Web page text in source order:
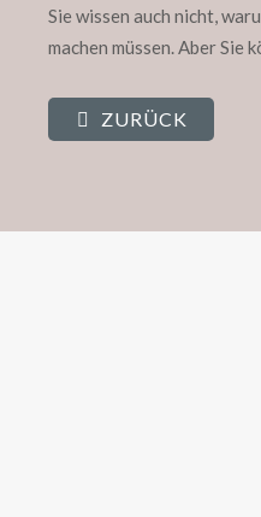
Sie wissen auch nicht,
machen müssen. Aber Sie
ZURÜCK